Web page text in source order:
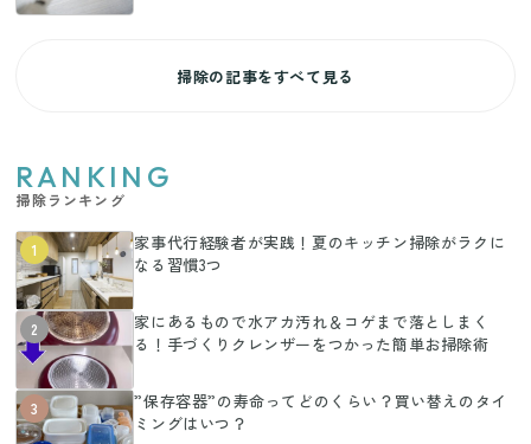
掃除の記事をすべて見る
RANKING
掃除ランキング
1
家事代行経験者が実践！夏のキッチン掃除がラクに
なる習慣3つ
2
家にあるもので水アカ汚れ＆コゲまで落としまく
る！手づくりクレンザーをつかった簡単お掃除術
3
”保存容器”の寿命ってどのくらい？買い替えのタイ
ミングはいつ？